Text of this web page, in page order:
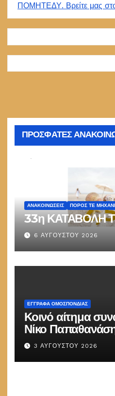
ΠΟΜΗΤΕΔΥ. Βρείτε μας
ΠΡΟΣΦΑΤΕΣ
ΑΝΑΚΟΙΝΏΣΕΙΣ ΠΌΡΟΣ ΤΕ
33η ΚΑΤΑΒΟΛΗ
6 ΑΥΓΟΎΣΤΟΥ 2026
ΕΓΓΡΑΦΑ ΟΜΟΣΠΟΝΔΙΑΣ
Κοινό αίτημα
Νίκο
ΠΟΜΗΤΕΔΥ
3 ΑΥΓΟΎΣΤΟΥ 2026